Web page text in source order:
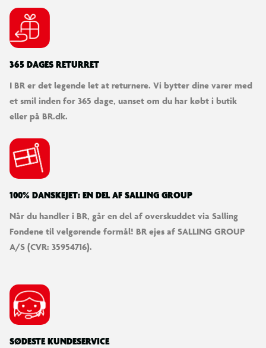
365 DAGES RETURRET
I BR er det legende let at returnere. Vi bytter dine varer med
et smil inden for 365 dage, uanset om du har købt i butik
eller på BR.dk.
100% DANSKEJET: EN DEL AF SALLING GROUP
Når du handler i BR, går en del af overskuddet via Salling
Fondene til velgørende formål! BR ejes af SALLING GROUP
A/S (CVR: 35954716).
SØDESTE KUNDESERVICE